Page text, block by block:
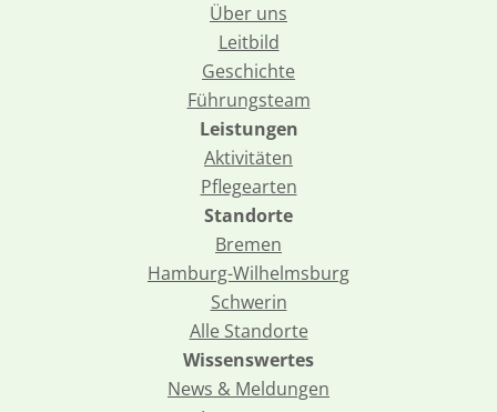
Über uns
Leitbild
Geschichte
Führungsteam
Leistungen
Aktivitäten
Pflegearten
Standorte
Bremen
Hamburg-Wilhelmsburg
Schwerin
Alle Standorte
Wissenswertes
News & Meldungen